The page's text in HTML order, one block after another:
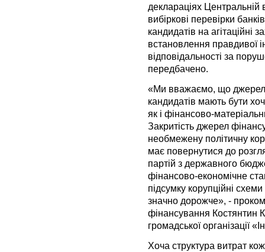
деклараціях Центральній
вибіркові перевірки
кандидатів на агітаційні
встановлення правдивої
відповідальності за
передбачено.
«Ми вважаємо, що
кандидатів мають бути
як і фінансово-
Закритість джерел
необмежену політичну
має повернутися до
партій з державного
фінансово-економічне
підсумку корупційні
значно дорожче», -
фінансування Костянтин
громадської організації
Хоча структура витрат